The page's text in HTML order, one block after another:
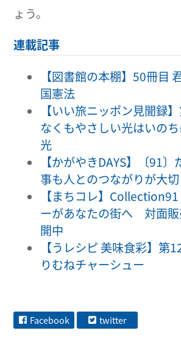
ょう。
連載記事
【図書館の本棚】50冊目
国憲法
【いい旅ニッポン見聞録
なくもやさしい光はいの
光
【かがやきDAYS】〔91
事も人とのつながりが大切
【まちコレ】
ーがあなたの街へ 対面
開中
【うレシピ 美味食彩】第
りむねチャーシュー
Facebook twitter